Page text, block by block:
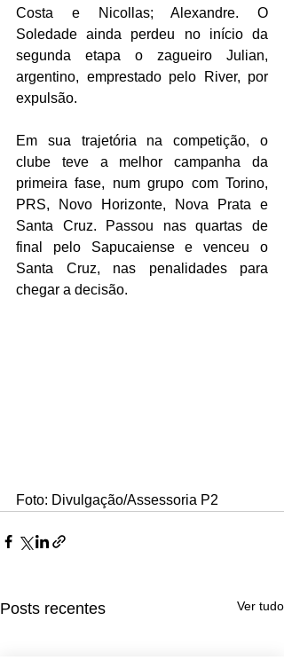
Costa e Nicollas; Alexandre. O
Soledade ainda perdeu no início da
segunda etapa o zagueiro Julian,
argentino, emprestado pelo River, por
expulsão.
Em sua trajetória na competição, o
clube teve a melhor campanha da
primeira fase, num grupo com Torino,
PRS, Novo Horizonte, Nova Prata e
Santa Cruz. Passou nas quartas de
final pelo Sapucaiense e venceu o
Santa Cruz, nas penalidades para
chegar a decisão.
Foto: Divulgação/Assessoria P2
Posts recentes Ver tudo